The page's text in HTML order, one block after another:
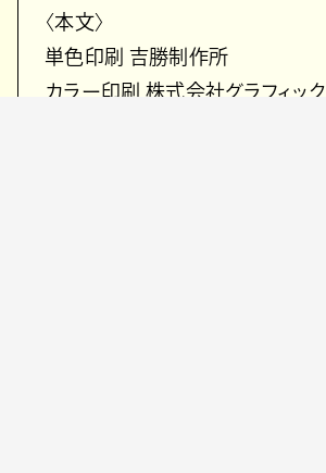
〈本文〉
単色印刷 吉勝制作所
カラー印刷 株式会社グラフィック